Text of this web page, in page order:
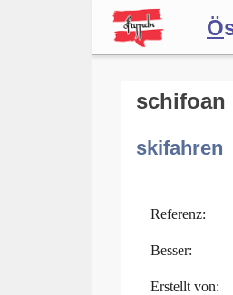
Ö
Forum
Blog
schifoan
skifahren
Referenz:
Besser:
Erstellt von: